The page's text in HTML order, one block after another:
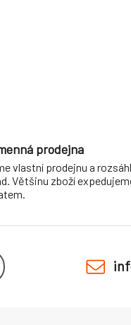
prodejna
vlastní prodejnu a
Většinu zboží